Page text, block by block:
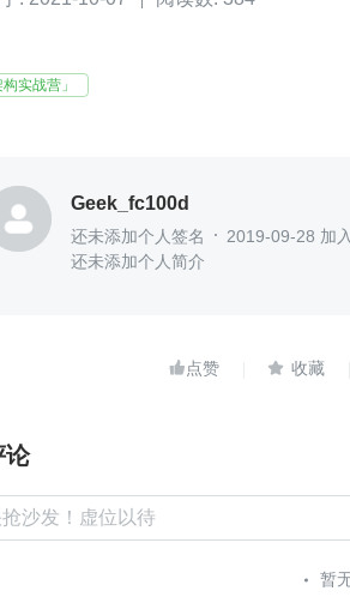
构实战营」
Geek_fc100d
还未添加个人签名
2019-09-28 加入
还未添加个人简介
 
论
暂